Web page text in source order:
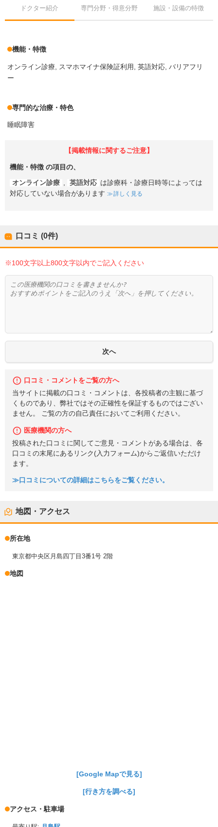
ドクター紹介 専門分野・得意分野 施設・設備の特徴
機能・特徴
オンライン診療 スマホマイナ保険証利用 英語対応 バリアフリ
ー
専門的な治療・特色
睡眠障害
【掲載情報に関するご注意】
機能・特徴 の項目の、
オンライン診療 , 英語対応 は診療科・診療日時等によっては
対応していない場合があります
詳しく見る
口コミ (0件)
※100文字以上800文字以内でご記入ください
口コミ・コメントをご覧の方へ
当サイトに掲載の口コミ・コメントは、各投稿者の主観に基づ
くものであり、弊社ではその正確性を保証するものではござい
ません。 ご覧の方の自己責任においてご利用ください。
医療機関の方へ
投稿された口コミに関してご意見・コメントがある場合は、各
口コミの末尾にあるリンク(入力フォーム)からご返信いただけ
ます。
≫口コミについての詳細はこちらをご覧ください。
地図・アクセス
所在地
東京都中央区月島四丁目3番1号 2階
地図
[Google Mapで見る]
[行き方を調べる]
アクセス・駐車場